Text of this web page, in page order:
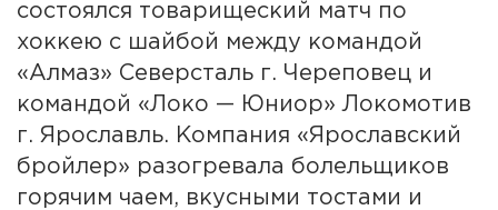
состоялся товарищеский матч по
хоккею с шайбой между командой
«Алмаз» Северсталь г. Череповец и
командой «Локо — Юниор» Локомотив
г. Ярославль. Компания «Ярославский
бройлер» разогревала болельщиков
горячим чаем, вкусными тостами и